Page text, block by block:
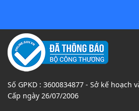
Số GPKD : 3600834877 - Sở kế
Cấp ngày 26/07/2006